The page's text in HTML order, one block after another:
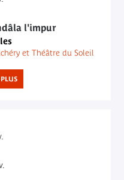
l'impur
et Théâtre du Soleil